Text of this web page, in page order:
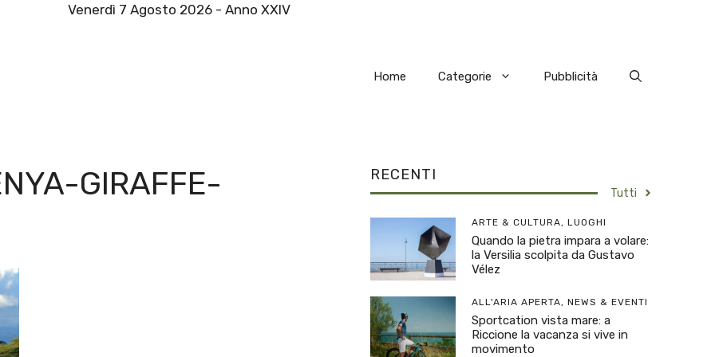
Venerdì 7 Agosto 2026 - Anno XXIV
Home Categorie Pubblicità
GIRAFFE-
RECENTI
Tutti
ARTE & CULTURA, LUOGHI
Quando la pietra impara a volare:
la Versilia scolpita da Gustavo
Vélez
ALL'ARIA APERTA, NEWS & EVENTI
Sportcation vista mare: a
Riccione la vacanza si vive in
movimento